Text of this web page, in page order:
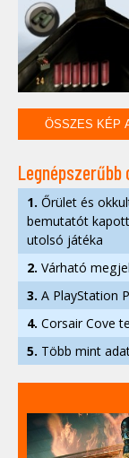
ÖSSZES KÉP
Legnépszerűbb
1. Őrület és
bemutatót
utolsó játéka
2. Várható
3. A PlayStation
4. Corsair Cove
5. Több mint